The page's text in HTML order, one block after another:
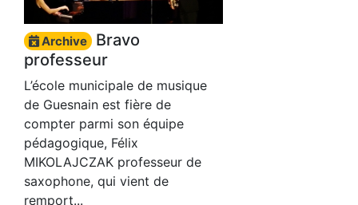
Archive
Bravo
professeur
L’école municipale de musique
de Guesnain est fière de
compter parmi son équipe
pédagogique, Félix
MIKOLAJCZAK professeur de
saxophone, qui vient de
remport...